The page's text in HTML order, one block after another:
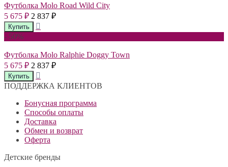
Футболка Molo Road Wild City
5 675 ₽ 2 837 ₽
- 50%
Футболка Molo Ralphie Doggy Town
5 675 ₽ 2 837 ₽
ПОДДЕРЖКА КЛИЕНТОВ
Бонусная программа
Способы оплаты
Доставка
Обмен и возврат
Оферта
Детские бренды